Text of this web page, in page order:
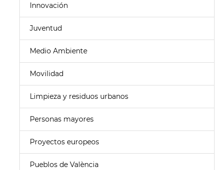
Innovación
Juventud
Medio Ambiente
Movilidad
Limpieza y residuos urbanos
Personas mayores
Proyectos europeos
Pueblos de València